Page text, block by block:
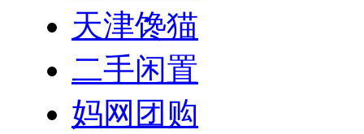
天津馋猫
二手闲置
妈网团购